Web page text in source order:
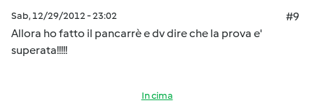
Sab, 12/29/2012 - 23:02
#9
Allora ho fatto il pancarrè e dv dire che la prova e'
superata!!!!!
In cima